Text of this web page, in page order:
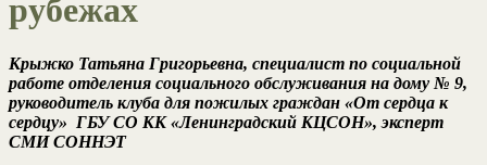
рубежах
Крыжко Татьяна Григорьевна, специалист по социальной
работе отделения социального обслуживания на дому № 9,
руководитель клуба для пожилых граждан «От сердца к
сердцу» ГБУ СО КК «Ленинградский КЦСОН», эксперт
СМИ СОННЭТ